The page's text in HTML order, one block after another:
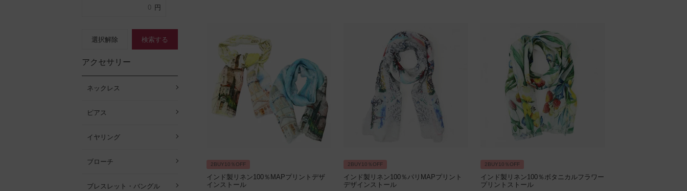
アクセサリー
ネックレス
ピアス
イヤリング
ブローチ
ブレスレット・バングル
2BUY10％OFF
インド製リネン100％MAPプリントデザ
インストール
2BUY10％OFF
インド製リネン100％パリMAPプリント
デザインストール
2BUY10％OFF
インド製リネン100％ボタニカルフラワー
プリントストール